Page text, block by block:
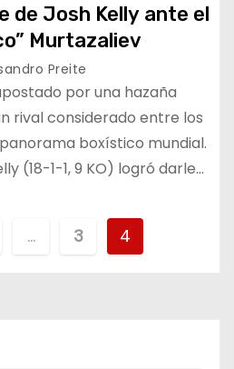
de Josh Kelly ante el
Murtazaliev
Preite
por una hazaña
rival considerado entre los
boxístico mundial.
(18-1-1, 9 KO) logró darle…
… 3 4